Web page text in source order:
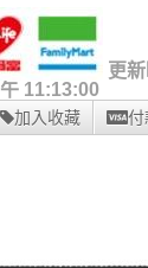
更
午 11:13:00
加入收藏 付